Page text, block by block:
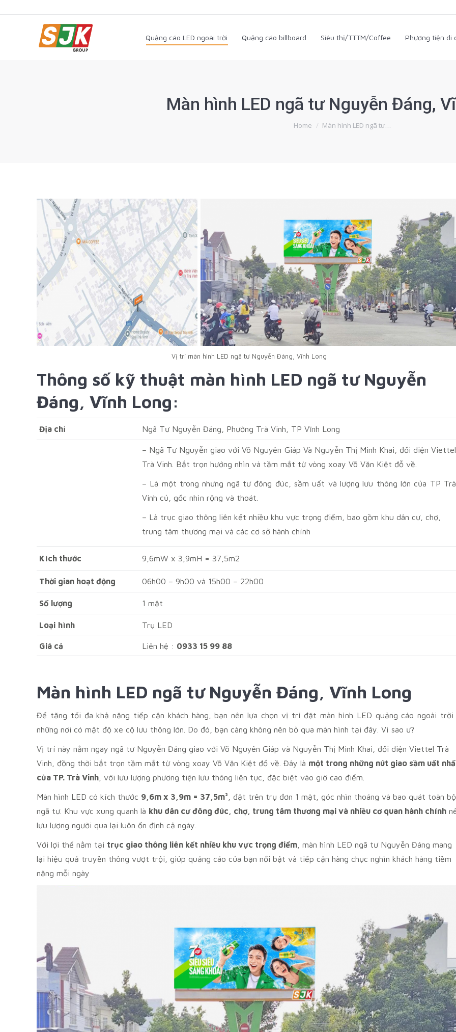
Quảng cáo LED ngoài trời Quảng cáo billboard Siêu thị/TTTM/Coffee Phương tiện di
Màn hình LED ngã tư Nguyễn Đáng,
You are here:
Home Màn hình LED ngã tư…
Vị trí màn hình LED ngã tư Nguyễn Đáng, Vĩnh Long
Thông số kỹ thuật màn hình LED ngã tư Nguyễn
Đáng, Vĩnh Long:
Địa chỉ Ngã Tư Nguyễn Đáng, Phường Trà Vinh, TP Vĩnh Long
– Ngã Tư Nguyễn giao với Võ Nguyên Giáp Và Nguyễn Thị Minh Khai, đối diện Viettel
Trà Vinh. Bắt trọn hướng nhìn và tầm mắt từ vòng xoay Võ Văn Kiệt đỗ về.
– Là một trong nhưng ngã tư đông đúc, sầm uất và lượng lưu thông lớn của TP Trà
Vinh củ, gốc nhìn rộng và thoát.
– Là trục giao thông liên kết nhiều khu vực trọng điểm, bao gồm khu dân cư, chợ,
trung tâm thương mại và các cơ sở hành chính
Kích thước 9,6mW x 3,9mH = 37,5m2
Thời gian hoạt động 06h00 – 9h00 và 15h00 – 22h00
Số lượng 1 mặt
Loại hình Trụ LED
Giá cả Liên hệ : 0933 15 99 88
Màn hình LED ngã tư Nguyễn Đáng, Vĩnh Long
Để tăng tối đa khả năng tiếp cận khách hàng, bạn nên lựa chọn vị trí đặt màn hình LED quảng cáo ngoài trời
những nơi có mật độ xe cộ lưu thông lớn. Do đó, bạn càng không nên bỏ qua màn hình tại đây. Vì sao ư?
Vị trí này nằm ngay ngã tư Nguyễn Đáng giao với Võ Nguyên Giáp và Nguyễn Thị Minh Khai, đối diện Viettel Trà
Vinh, đồng thời bắt trọn tầm mắt từ vòng xoay Võ Văn Kiệt đổ về. Đây là một trong những nút giao sầm uất
của TP. Trà Vinh , với lưu lượng phương tiện lưu thông liên tục, đặc biệt vào giờ cao điểm.
Màn hình LED có kích thước 9,6m x 3,9m = 37,5m² , đặt trên trụ đơn 1 mặt, góc nhìn thoáng và bao quát toàn bộ
ngã tư. Khu vực xung quanh là khu dân cư đông đúc, chợ, trung tâm thương mại và nhiều cơ quan hành chính
lưu lượng người qua lại luôn ổn định cả ngày.
Với lợi thế nằm tại trục giao thông liên kết nhiều khu vực trọng điểm , màn hình LED ngã tư Nguyễn Đáng mang
lại hiệu quả truyền thông vượt trội, giúp quảng cáo của bạn nổi bật và tiếp cận hàng chục nghìn khách hàng tiềm
năng mỗi ngày
Quảng cáo LED ngoài trời Quảng cáo billboard Siêu thị/TTTM/Coffee Phương tiện